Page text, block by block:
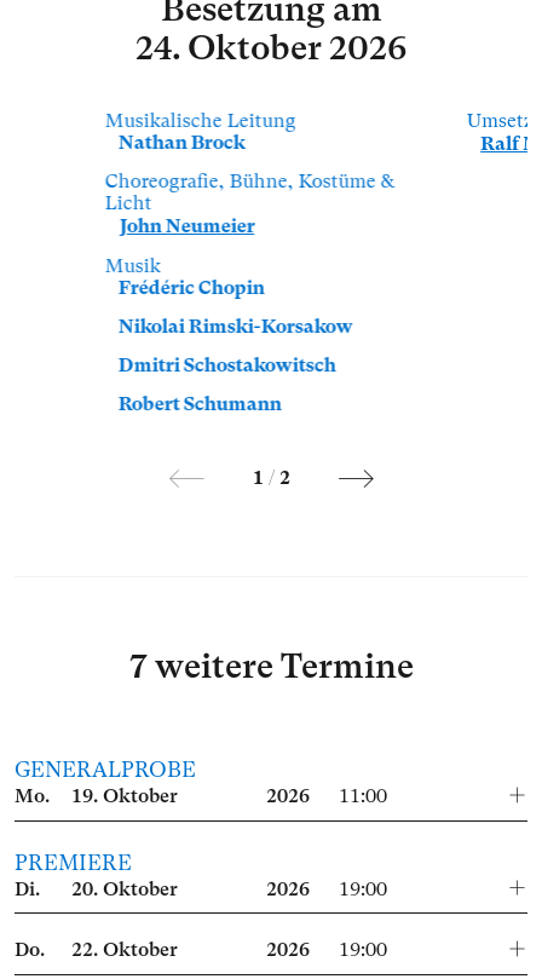
Besetzung am
24. Oktober 2026
Musikalische Leitung
Nathan Brock
Choreografie, Bühne, Kostüme &
Licht
John Neumeier
Musik
Frédéric Chopin
Nikolai Rimski-Korsakow
Dmitri Schostakowitsch
Robert Schumann
Ralf
1 / 2
7 weitere Termine
GENERALPROBE
Mo. 19.Oktober 2026 11:00
PREMIERE
Di. 20.Oktober 2026 19:00
Do. 22.Oktober 2026 19:00